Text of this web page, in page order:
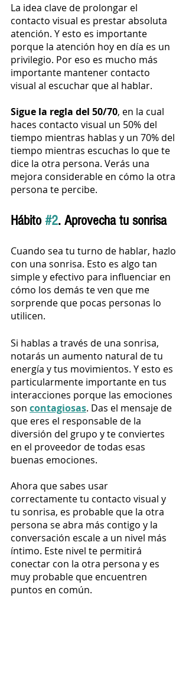
La idea clave de prolongar el
contacto visual es prestar absoluta
atención. Y esto es importante
porque la atención hoy en día es un
privilegio. Por eso es mucho más
importante mantener contacto
visual al escuchar que al hablar.
Sigue la regla del 50/70, en la cual
haces contacto visual un 50% del
tiempo mientras hablas y un 70% del
tiempo mientras escuchas lo que te
dice la otra persona. Verás una
mejora considerable en cómo la otra
persona te percibe.
Hábito #2. Aprovecha tu sonrisa
Cuando sea tu turno de hablar, hazlo
con una sonrisa. Esto es algo tan
simple y efectivo para influenciar en
cómo los demás te ven que me
sorprende que pocas personas lo
utilicen.
Si hablas a través de una sonrisa,
notarás un aumento natural de tu
energía y tus movimientos. Y esto es
particularmente importante en tus
interacciones porque las emociones
son contagiosas. Das el mensaje de
que eres el responsable de la
diversión del grupo y te conviertes
en el proveedor de todas esas
buenas emociones.
Ahora que sabes usar
correctamente tu contacto visual y
tu sonrisa, es probable que la otra
persona se abra más contigo y la
conversación escale a un nivel más
íntimo. Este nivel te permitirá
conectar con la otra persona y es
muy probable que encuentren
puntos en común.